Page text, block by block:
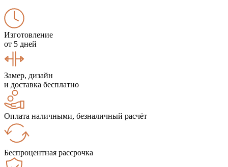
Изготовление
от 5 дней
Замер, дизайн
и доставка бесплатно
Оплата наличными, безналичный расчёт
Беспроцентная рассрочка